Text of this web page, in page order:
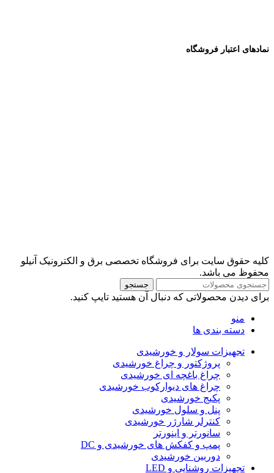
نمادهای اعتبار فروشگاه
کلیه حقوق سایت برای فروشگاه تخصصی برق و الکترونیک آنیلو
محفوظ می باشد.
جستجو
برای دیدن محصولاتی که دنبال آن هستید تایپ کنید.
منو
دسته بندی ها
تجهیزات سولار و خورشیدی
پروژکتور و چراغ خورشیدی
چراغ باغچه ای خورشیدی
چراغ های دیوارکوب خورشیدی
پکیج خورشیدی
پنل و سلول خورشیدی
کنترلر شارژر خورشیدی
سانورتر و اینورتر
پمپ و کفکش های خورشیدی و DC
دوربین خورشیدی
تجهیزات روشنایی و LED